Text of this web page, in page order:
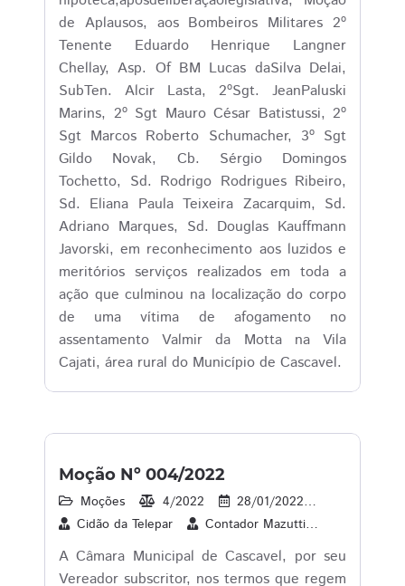
de Aplausos, aos Bombeiros Militares 2º
Tenente Eduardo Henrique Langner
Chellay, Asp. Of BM Lucas daSilva Delai,
SubTen. Alcir Lasta, 2ºSgt. JeanPaluski
Marins, 2º Sgt Mauro César Batistussi, 2º
Sgt Marcos Roberto Schumacher, 3º Sgt
Gildo Novak, Cb. Sérgio Domingos
Tochetto, Sd. Rodrigo Rodrigues Ribeiro,
Sd. Eliana Paula Teixeira Zacarquim, Sd.
Adriano Marques, Sd. Douglas Kauffmann
Javorski, em reconhecimento aos luzidos e
meritórios serviços realizados em toda a
ação que culminou na localização do corpo
de uma vítima de afogamento no
assentamento Valmir da Motta na Vila
Cajati, área rural do Município de Cascavel.
Moção Nº 004/2022
Moções 4/2022 28/01/2022
Cidão da Telepar
Contador Mazutti
A Câmara Municipal de Cascavel, por seu
Vereador subscritor, nos termos que regem